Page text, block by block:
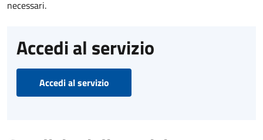
necessari.
Accedi al servizio
Accedi al servizio